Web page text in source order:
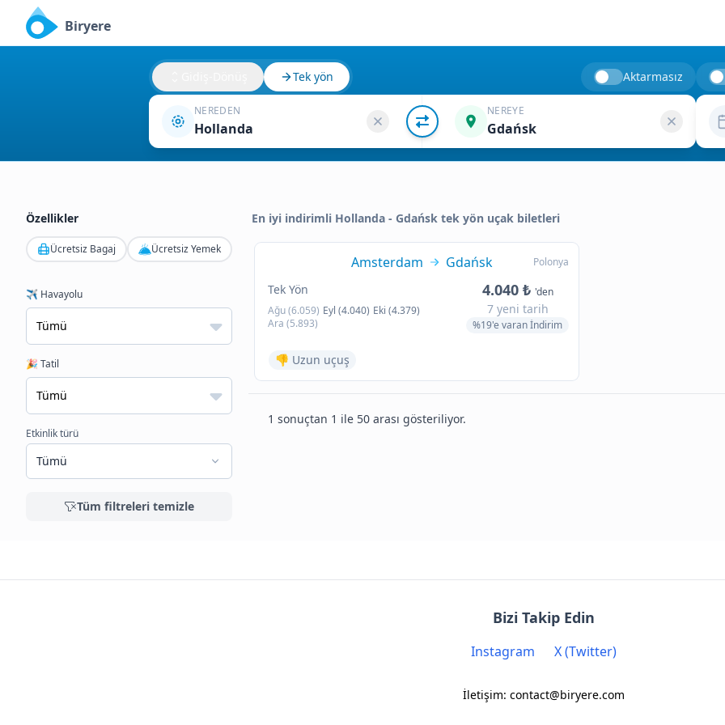
Biryere
Tek yön Aktarmasız
NEREDEN
Hollanda
NEREYE
Gdańsk
Özellikler
Ücretsiz Bagaj Ücretsiz Yemek
✈️ Havayolu
🎉 Tatil
Etkinlik türü
Tümü
Tüm filtreleri temizle
En iyi indirimli Hollanda - Gdańsk tek yön uçak biletleri
Polonya
Amsterdam Gdańsk
Tek Yön
Ağu (6.059) Eyl (4.040) Eki (4.379)
Ara (5.893)
4.040 ₺ 'den
7 yeni tarih
%19'e varan İndirim
👎 Uzun uçuş
1 sonuçtan 1 ile 50 arası gösteriliyor.
Bizi Takip Edin
Instagram X (Twitter)
İletişim: contact@biryere.com